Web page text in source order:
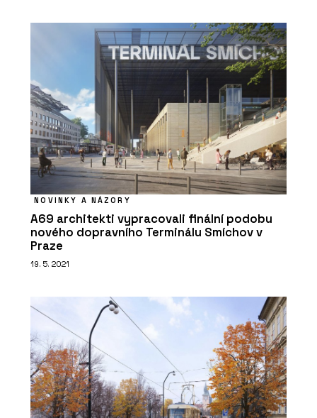
NOVINKY A NÁZORY
A69 architekti vypracovali finální podobu
nového dopravního Terminálu Smíchov v
Praze
19. 5. 2021